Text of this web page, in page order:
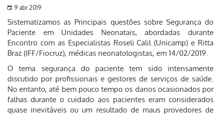
9 abr 2019
Sistematizamos as Principais questões sobre Segurança do
Paciente em Unidades Neonatais, abordadas durante
Encontro com as Especialistas Roseli Calil (Unicamp) e Ritta
Braz (IFF/Fiocruz), médicas neonatologistas, em 14/02/2019.
O tema segurança do paciente tem sido intensamente
discutido por profissionais e gestores de serviços de saúde.
No entanto, até bem pouco tempo os danos ocasionados por
falhas durante o cuidado aos pacientes eram considerados
quase inevitáveis ou um resultado de maus provedores de